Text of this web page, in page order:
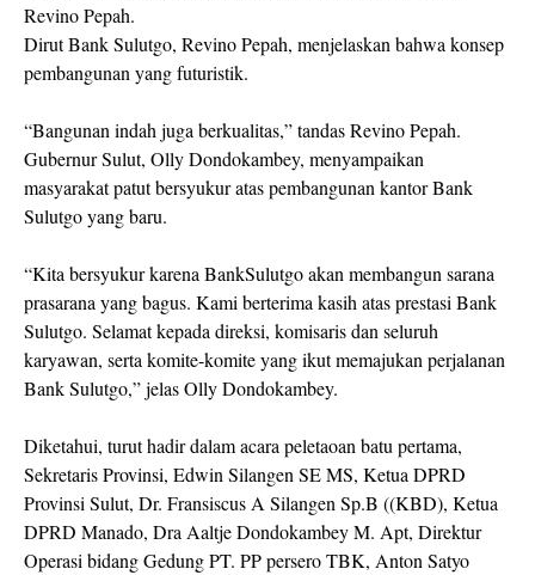
Revino Pepah.
Dirut Bank Sulutgo, Revino Pepah, menjelaskan bahwa konsep
pembangunan yang futuristik.
“Bangunan indah juga berkualitas,” tandas Revino Pepah.
Gubernur Sulut, Olly Dondokambey, menyampaikan
masyarakat patut bersyukur atas pembangunan kantor Bank
Sulutgo yang baru.
“Kita bersyukur karena BankSulutgo akan membangun sarana
prasarana yang bagus. Kami berterima kasih atas prestasi Bank
Sulutgo. Selamat kepada direksi, komisaris dan seluruh
karyawan, serta komite-komite yang ikut memajukan perjalanan
Bank Sulutgo,” jelas Olly Dondokambey.
Diketahui, turut hadir dalam acara peletaoan batu pertama,
Sekretaris Provinsi, Edwin Silangen SE MS, Ketua DPRD
Provinsi Sulut, Dr. Fransiscus A Silangen Sp.B ((KBD), Ketua
DPRD Manado, Dra Aaltje Dondokambey M. Apt, Direktur
Operasi bidang Gedung PT. PP persero TBK, Anton Satyo